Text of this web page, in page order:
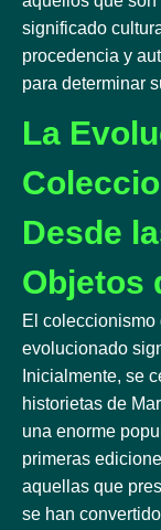
significado
procedencia y
para determinar
La
Desde
Objetos
El
evolucionado
Inicialmente, se
historietas de
una enorme
primeras
aquellas que
se han